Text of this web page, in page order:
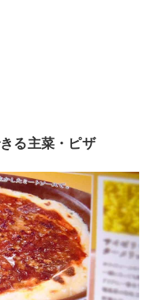
る主菜・ピザ